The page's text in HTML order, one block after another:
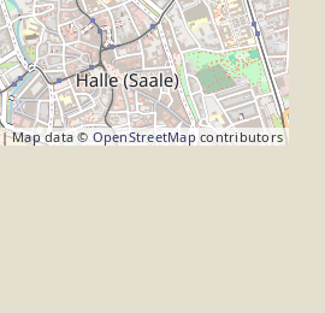
| Map data © OpenStreetMap contributors